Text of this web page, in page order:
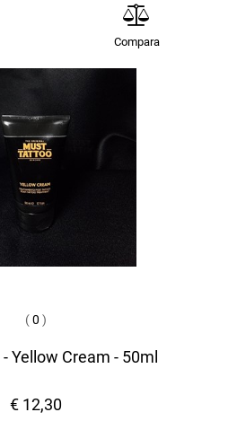
Compara
(0 )
Yellow Cream - 50ml
€ 12,30